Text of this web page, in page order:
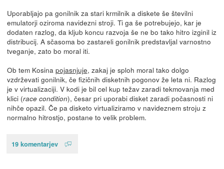
Uporabljajo pa gonilnik za stari krmilnik a diskete še številni
emulatorji oziroma navidezni stroji. Ti ga še potrebujejo, kar je
dodaten razlog, da kljub koncu razvoja še ne bo tako hitro izginil iz
distribucij. A sčasoma bo zastareli gonilnik predstavljal varnostno
tveganje, zato bo moral iti.
Ob tem Kosina pojasnjuje, zakaj je sploh moral tako dolgo
vzdrževati gonilnik, če fizičnih disketnih pogonov že leta ni. Razlog
je v virtualizaciji. V kodi je bil cel kup težav zaradi tekmovanja med
klici (race condition), česar pri uporabi disket zaradi počasnosti ni
nihče opazil. Če pa disketo virtualiziramo v navideznem stroju z
normalno hitrostjo, postane to velik problem.
19 komentarjev